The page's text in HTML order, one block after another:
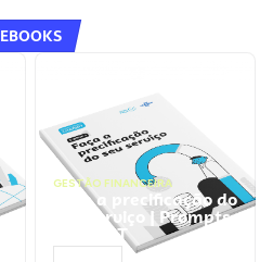
EBOOKS
GESTÃO FINANCEIRA
Faça a precificação do
seu serviço | Prompts
ChatGPT